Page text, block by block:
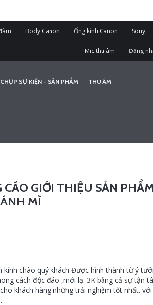
Body Canon Ống kính Canon Sony
Mic thu âm Đăng
SỰ KIỆN - SẢN PHẨM THU ÂM
GIỚI THIỆU SẢN
MÌ
kính chào quý khách Được hình thành từ ý
cách độc đáo ,mới lạ. 3K bằng cả sự tận
khách hàng những trải nghiệm tốt nhất. với